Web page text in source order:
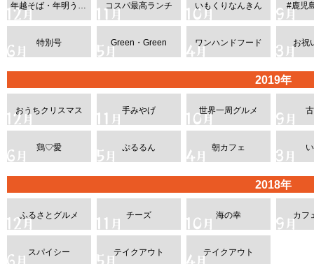
年越そば・年明うどん コスパ最高ランチ いもくりなんきん #鹿児
特別号 Green・Green ワンハンドフード お祝
2019年
おうちクリスマス 手みやげ 世界一周グルメ
鶏♡愛 ぷるるん 朝カフェ
2018年
ふるさとグルメ チーズ 海の幸 カフ
スパイシー テイクアウト テイクアウト